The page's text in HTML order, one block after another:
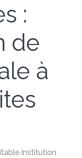
:
de
à
institution